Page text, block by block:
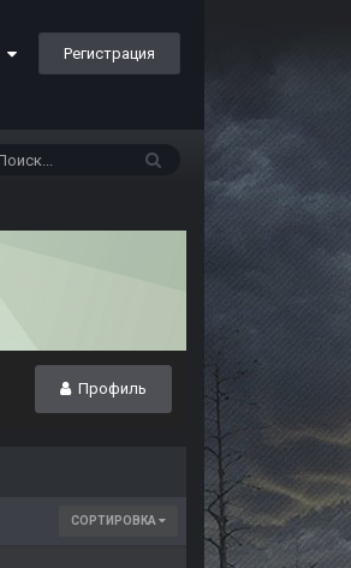
Регистрация
Профиль
СОРТИРОВКА